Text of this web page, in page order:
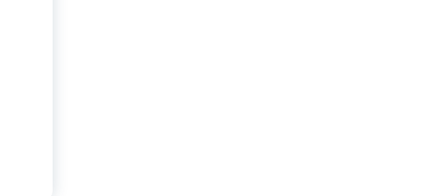
del CEGUSucre, se realizo hoy lunes 2-3-2026, en el